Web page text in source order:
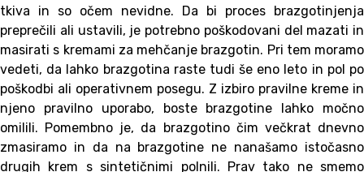
tkiva in so očem nevidne. Da bi proces brazgotinjenja
preprečili ali ustavili, je potrebno poškodovani del mazati in
masirati s kremami za mehčanje brazgotin. Pri tem moramo
vedeti, da lahko brazgotina raste tudi še eno leto in pol po
poškodbi ali operativnem posegu. Z izbiro pravilne kreme in
njeno pravilno uporabo, boste brazgotine lahko močno
omilili. Pomembno je, da brazgotino čim večkrat dnevno
zmasiramo in da na brazgotine ne nanašamo istočasno
drugih krem s sintetičnimi polnili. Prav tako ne smemo